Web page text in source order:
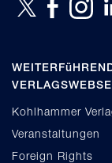
Kohlhammer
Veranstaltungen
Foreign Rights